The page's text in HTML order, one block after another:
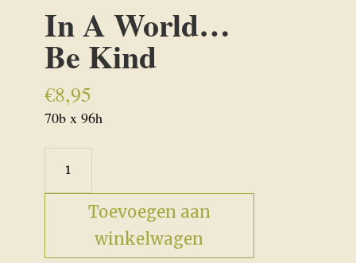
In A World…
Be Kind
€8,95
70b x 96h
World...Be
Toevoegen aan
winkelwagen